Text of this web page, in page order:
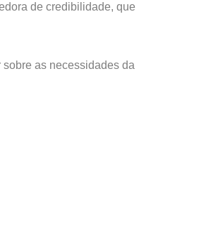
de credibilidade, que
as necessidades da